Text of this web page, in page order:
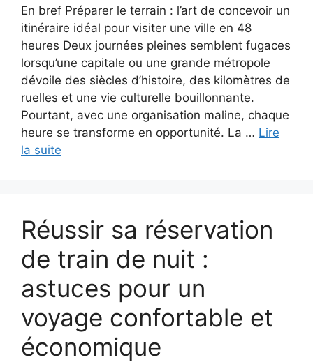
En bref Préparer le terrain : l’art de concevoir un
itinéraire idéal pour visiter une ville en 48
heures Deux journées pleines semblent fugaces
lorsqu’une capitale ou une grande métropole
dévoile des siècles d’histoire, des kilomètres de
ruelles et une vie culturelle bouillonnante.
Pourtant, avec une organisation maline, chaque
heure se transforme en opportunité. La … Lire
la suite
Réussir sa réservation
de train de nuit :
astuces pour un
voyage confortable et
économique